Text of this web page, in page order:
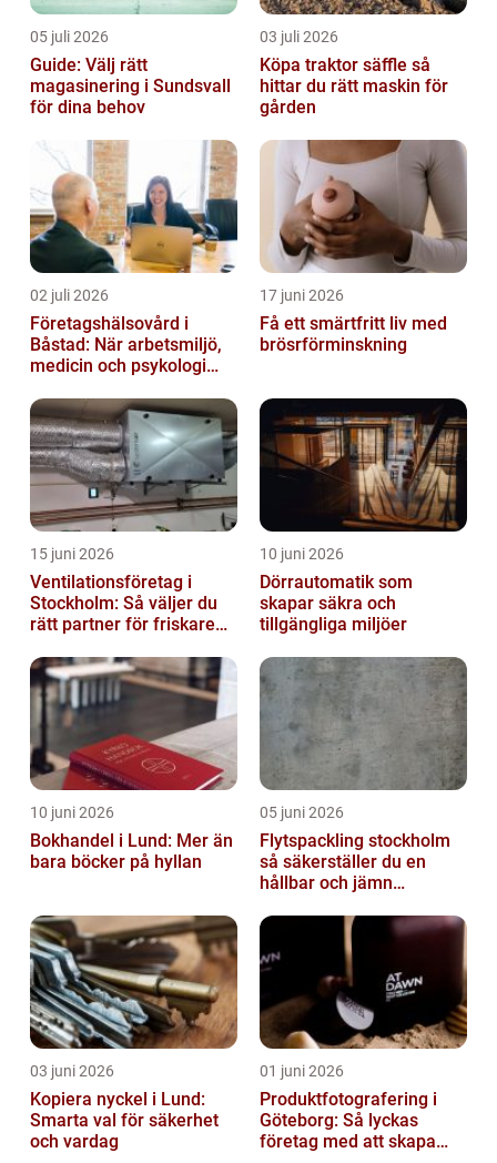
05 juli 2026
Guide: Välj rätt
magasinering i Sundsvall
för dina behov
03 juli 2026
Köpa traktor säffle så
hittar du rätt maskin för
gården
02 juli 2026
Företagshälsovård i
Båstad: När arbetsmiljö,
medicin och psykologi
17 juni 2026
Få ett smärtfritt liv med
brösrförminskning
15 juni 2026
Ventilationsföretag i
Stockholm: Så väljer du
rätt partner för friskare
10 juni 2026
Dörrautomatik som
skapar säkra och
tillgängliga miljöer
10 juni 2026
Bokhandel i Lund: Mer än
bara böcker på hyllan
05 juni 2026
Flytspackling stockholm
så säkerställer du en
hållbar och jämn
03 juni 2026
Kopiera nyckel i Lund:
Smarta val för säkerhet
och vardag
01 juni 2026
Produktfotografering i
Göteborg: Så lyckas
företag med att skapa